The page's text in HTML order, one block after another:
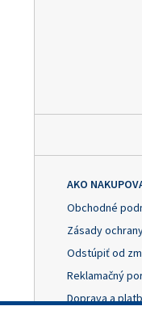
AKO
Obchodné
Zásady
Odstúpiť od
Reklamačný
Doprava a